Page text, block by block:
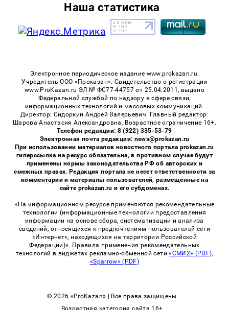
Наша статистика
Электронное периодическое издание www.prokazan.ru.
Учредитель ООО «Проказан». Cвидетельство о регистрации
www.ProKazan.ru ЭЛ № ФС77-44757 от 25.04.2011, выдано
Федеральной службой по надзору в сфере связи,
информационных технологий и массовых коммуникаций.
Директор: Сидоркин Андрей Валерьевич. Главный редактор:
Шарова Анастасия Александровна. Возрастное ограничение 16+.
Телефон редакции: 8 (922) 335-53-79
Электронная почта редакции: news@prokazan.ru
При использовании материалов новостного портала prokazan.ru
гиперссылка на ресурс обязательна, в противном случае будут
применены нормы законодательства РФ об авторских и
смежных правах. Редакция портала не несет ответственности за
комментарии и материалы пользователей, размещенные на
сайте prokazan.ru и его субдоменах.
«На информационном ресурсе применяются рекомендательные
технологии (информационные технологии предоставления
информации на основе сбора, систематизации и анализа
сведений, относящихся к предпочтениям пользователей сети
«Интернет», находящихся на территории Российской
Федерации)». Правила применения рекомендательных
технологий в виджетах рекламно-обменной сети«СМИ2» (PDF),
«Sparrow» (PDF)
© 2026 «ProKazan» | Все права защищены
Возрастная категория сайта 16+